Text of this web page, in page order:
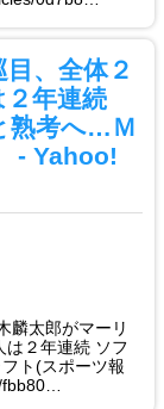
、全体２
２年連続
熟考へ…Ｍ
- Yahoo!
麟太郎がマーリ
は２年連続 ソフ
ト(スポーツ報